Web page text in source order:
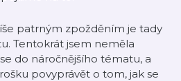
patrným zpožděním je tady
Tentokrát jsem neměla
do náročnějšího tématu, a
povyprávět o tom, jak se